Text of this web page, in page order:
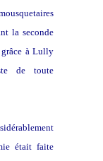
la seconde
à Lully
de toute
était faite